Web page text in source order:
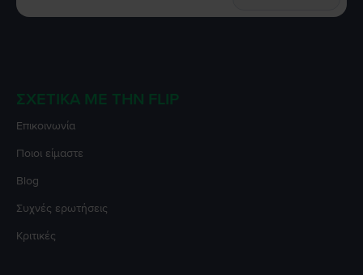
ΣΧΕΤΙΚΆ ΜΕ ΤΗΝ FLIP
Επικοινωνία
Ποιοι είμαστε
Blog
Συχνές ερωτήσεις
Κριτικές